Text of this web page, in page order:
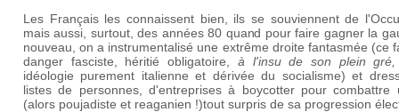
Les Français les connaissent bien, ils se souviennent de
mais aussi, surtout, des années 80 quand pour faire gagner la
nouveau, on a instrumentalisé une extrême droite fantasmée (ce
danger fasciste, héritié obligatoire, à l'insu de son plein gré,
idéologie purement italienne et dérivée du socialisme) et
listes de personnes, d'entreprises à boycotter pour combattre
(alors poujadiste et reaganien !)tout surpris de sa progression